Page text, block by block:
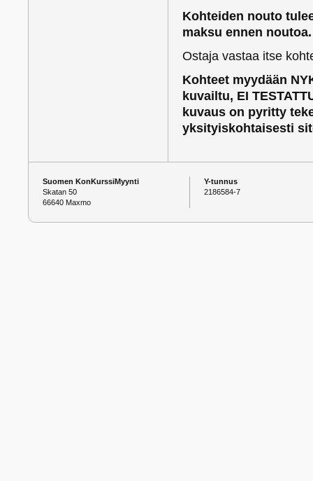
Kohteiden nouto
maksu ennen noutoa.
Ostaja vastaa itse
Kohteet myydään
kuvailtu, EI
kuvaus on pyritty
yksityiskohtaisesti
Suomen KonKurssiMyynti
Skatan 50
66640 Maxmo
Y-tunnus
2186584-7